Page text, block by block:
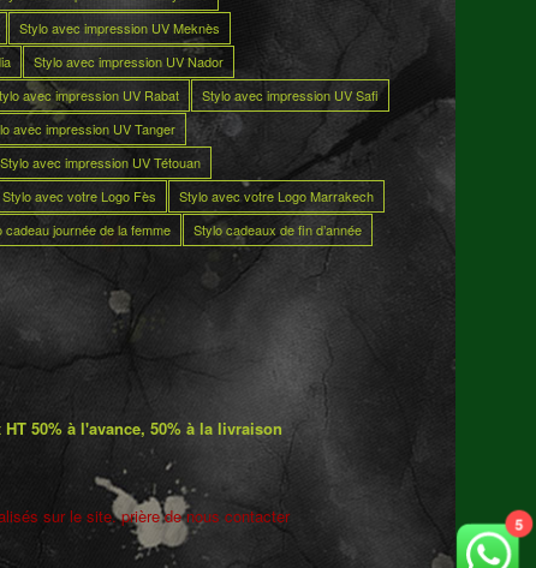
Stylo avec impression UV Meknès
Stylo avec impression UV Nador
avec impression UV Rabat
Stylo avec impression UV Safi
avec impression UV Tanger
Stylo avec impression UV Tétouan
Stylo avec votre Logo Fès
Stylo avec votre Logo Marrakech
cadeau journée de la femme
Stylo cadeaux de fin d’année
50% à l'avance, 50% à la livraison
sur le site. prière de nous contacter 5